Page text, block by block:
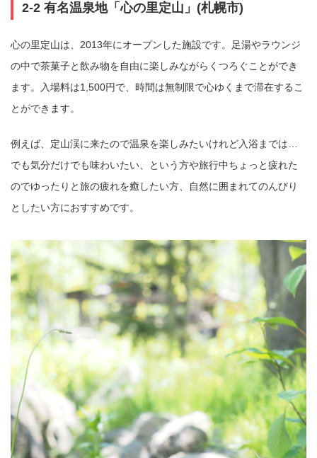
2-2 有名温泉地「心の里定山」(札幌市)
心の里定山は、2013年にオープンした施設です。足湯やラウンジ
の中で茶菓子と飲み物を自由に楽しみながらくつろぐことができ
ます。入場料は1,500円で、時間は無制限で心ゆくまで滞在するこ
とができます。
例えば、定山渓に来たので温泉を楽しみたいけれど入浴までは…
でも気分だけでも味わいたい、という方や旅行中ちょっと疲れた
のでゆったりと旅の疲れを癒したい方、自然に囲まれてのんびり
としたい方におすすめです。